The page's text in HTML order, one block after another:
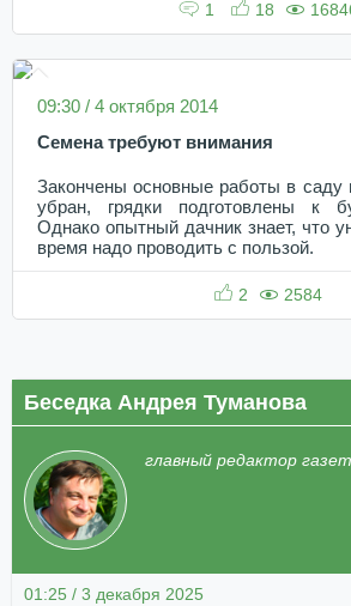
1 18
09:30 / 4 октября 2014
Семена требуют внимания
Закончены основные работы в саду
убран, грядки подготовлены к
Однако опытный дачник знает, что
время надо проводить с пользой.
2 2584
Беседка Андрея Туманова
главный редактор
01:25 / 3 декабря 2025